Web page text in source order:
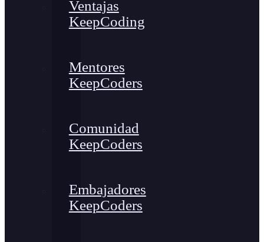
Ventajas
KeepCoding
Mentores
KeepCoders
Comunidad
KeepCoders
Embajadores
KeepCoders